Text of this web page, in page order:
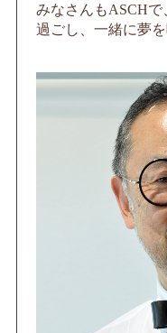
みなさんもASCH
過ごし、一緒に夢